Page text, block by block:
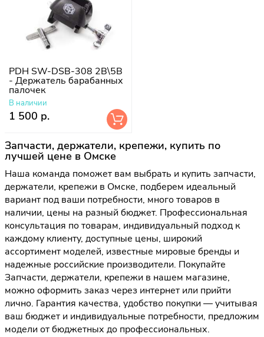
PDH SW-DSB-308 2B\5B
- Держатель барабанных
палочек
В наличии
1 500 р.
Запчасти, держатели, крепежи, купить по
лучшей цене в Омске
Наша команда поможет вам выбрать и купить запчасти,
держатели, крепежи в Омске, подберем идеальный
вариант под ваши потребности, много товаров в
наличии, цены на разный бюджет. Профессиональная
консультация по товарам, индивидуальный подход к
каждому клиенту, доступные цены, широкий
ассортимент моделей, известные мировые бренды и
надежные российские производители. Покупайте
Запчасти, держатели, крепежи в нашем магазине,
можно оформить заказ через интернет или прийти
лично. Гарантия качества, удобство покупки — учитывая
ваш бюджет и индивидуальные потребности, предложим
модели от бюджетных до профессиональных.